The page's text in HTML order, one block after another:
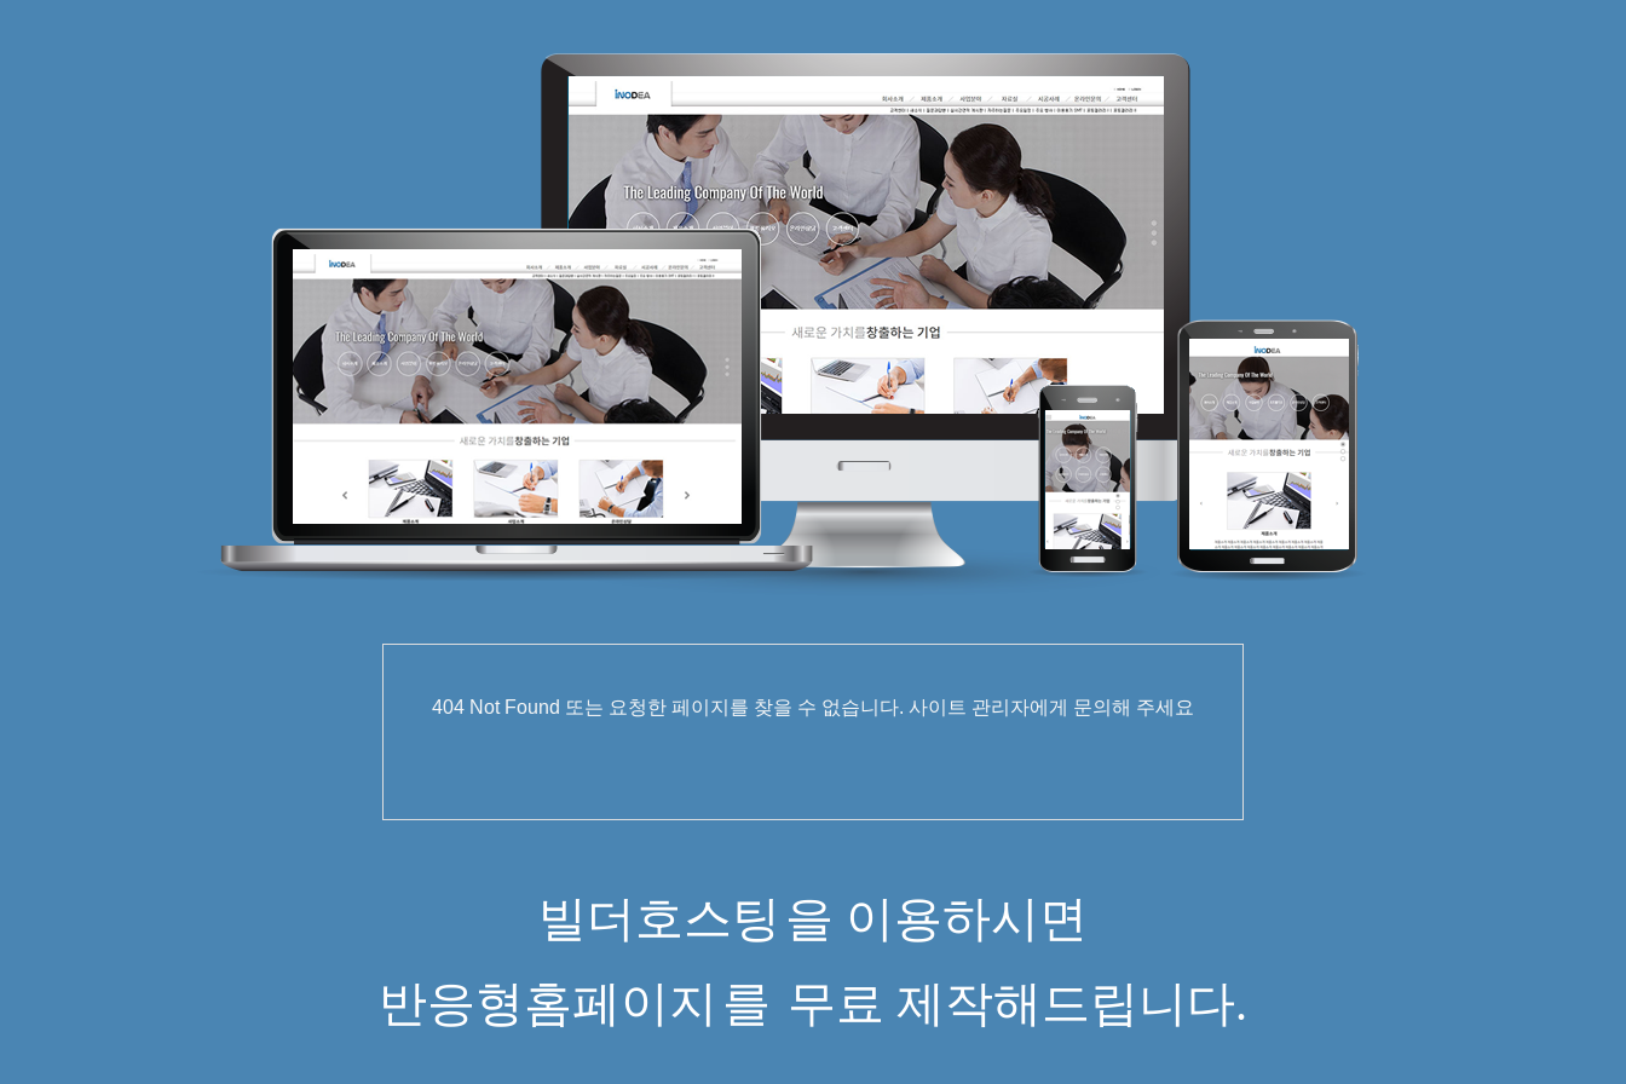
404 Not Found 또는 요청한 페이지를 찾을 수 없습니다. 사이트 관리자에게 문의해 주세요
빌더호스팅 을 이용하시면
반응형홈페이지 를 무료 제작해드립니다.